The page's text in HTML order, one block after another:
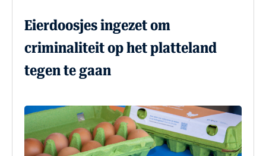
Eierdoosjes ingezet om
criminaliteit op het platteland
tegen te gaan